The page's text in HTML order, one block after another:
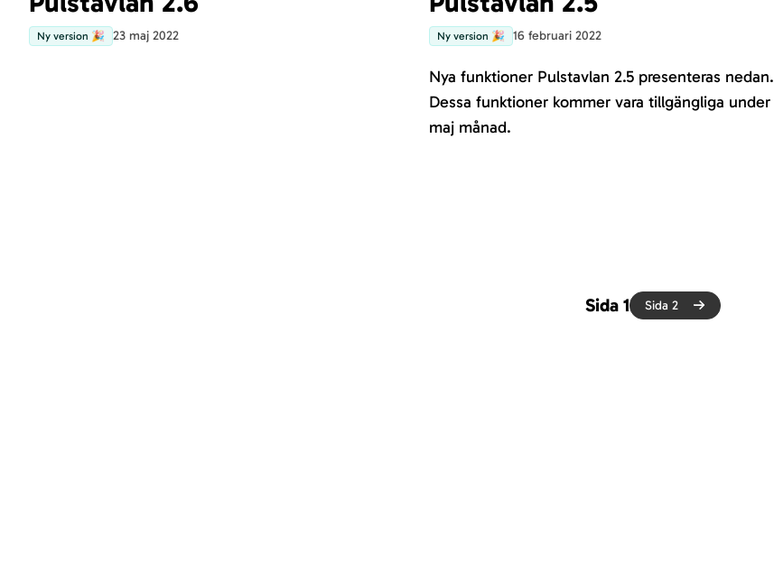
Ny version 🎉 23 maj 2022 Ny version 🎉 16 februari 2022
Nya funktioner Pulstavlan 2.5 presenteras nedan.
Dessa funktioner kommer vara tillgängliga under
maj månad.
Sida 1 Sida 2